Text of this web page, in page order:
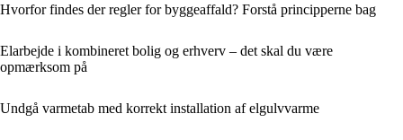
Hvorfor findes der regler for byggeaffald? Forstå principperne bag
Elarbejde i kombineret bolig og erhverv – det skal du være
opmærksom på
Undgå varmetab med korrekt installation af elgulvvarme